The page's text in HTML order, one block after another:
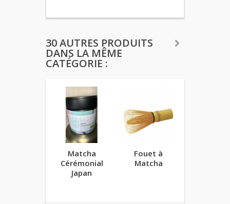
30 AUTRES PRODUITS
DANS LA MÊME
CATÉGORIE :
Matcha
Cérémonial
Japan
Fouet à
Matcha